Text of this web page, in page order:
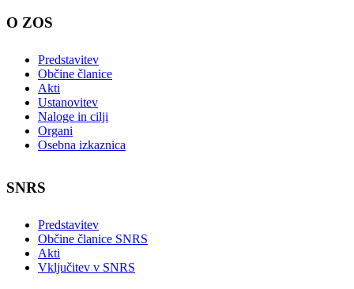
O ZOS
Predstavitev
Občine članice
Akti
Ustanovitev
Naloge in cilji
Organi
Osebna izkaznica
SNRS
Predstavitev
Občine članice SNRS
Akti
Vključitev v SNRS